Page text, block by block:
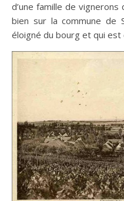
d’une famille de
bien sur la commune de
éloigné du bourg et qui est